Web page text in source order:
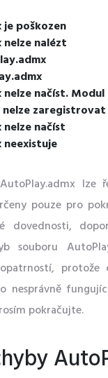
poškozen
nalézt
načíst.
zaregistrovat
načíst
neexistuje
lze
pouze pro
dovednosti,
souboru
nesprávně
pokračujte.